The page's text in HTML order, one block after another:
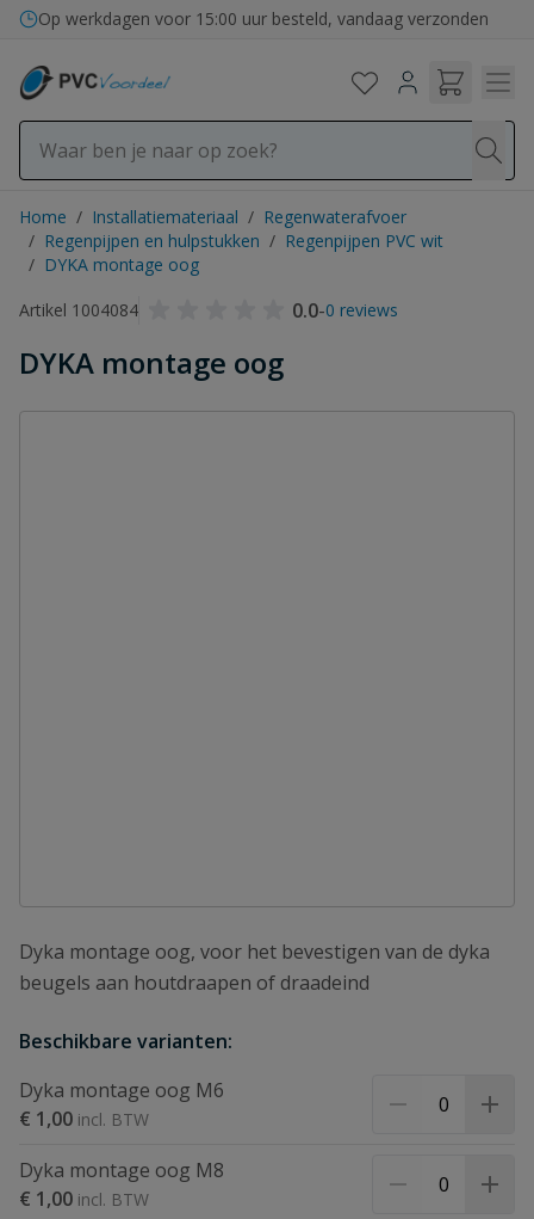
Ga naar de inhoud
Op werkdagen voor 15:00 uur besteld, vandaag verzonden
Home / Installatiemateriaal / Regenwaterafvoer
/ Regenpijpen en hulpstukken / Regenpijpen PVC wit
/ DYKA montage oog
Artikel 1004084
0.0-0 reviews
DYKA montage oog
Dyka montage oog, voor het bevestigen van de dyka
beugels aan houtdraapen of draadeind
Beschikbare varianten:
Dyka montage oog M6
€ 1,00
Dyka montage oog M8
€ 1,00